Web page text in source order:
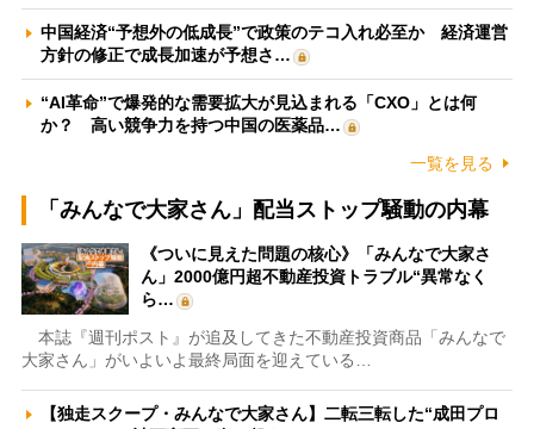
中国経済“予想外の低成長”で政策のテコ入れ必至か 経済運営
方針の修正で成長加速が予想さ…
“AI革命”で爆発的な需要拡大が見込まれる「CXO」とは何
か？ 高い競争力を持つ中国の医薬品…
一覧を見る
「みんなで大家さん」配当ストップ騒動の内幕
《ついに見えた問題の核心》「みんなで大家さ
ん」2000億円超不動産投資トラブル“異常なく
ら…
本誌『週刊ポスト』が追及してきた不動産投資商品「みんなで
大家さん」がいよいよ最終局面を迎えている…
【独走スクープ・みんなで大家さん】二転三転した“成田プロ